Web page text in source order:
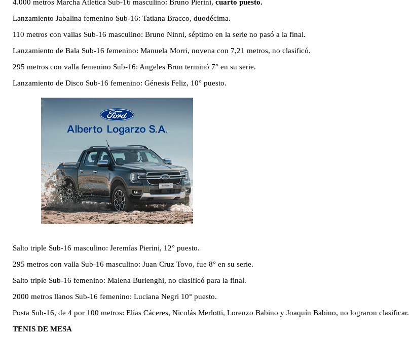
4.000 metros Marcha Atlética Sub-16 masculino: Bruno Pierini, cuarto puesto.
Lanzamiento Jabalina femenino Sub-16: Tatiana Bracco, duodécima.
110 metros con vallas Sub-16 masculino: Bruno Ninni, séptimo en la serie no pasó a la final.
Lanzamiento de Bala Sub-16 femenino: Manuela Morri, novena con 7,21 metros, no clasificó.
295 metros con valla femenino Sub-16: Angeles Brun terminó 7° en su serie.
Lanzamiento de Disco Sub-16 femenino: Génesis Feliz, 10° puesto.
Salto triple Sub-16 masculino: Jeremías Pierini, 12° puesto.
295 metros con valla Sub-16 masculino: Juan Cruz Tovo, fue 8° en su serie.
Salto triple Sub-16 femenino: Malena Burlenghi, no clasificó para la final.
2000 metros llanos Sub-16 femenino: Luciana Negri 10° puesto.
Posta Sub-16, de 4 por 100 metros: Elías Cáceres, Nicolás Merlotti, Lorenzo Babino y Joaquín Babino, no lograron clasificar.
TENIS DE MESA